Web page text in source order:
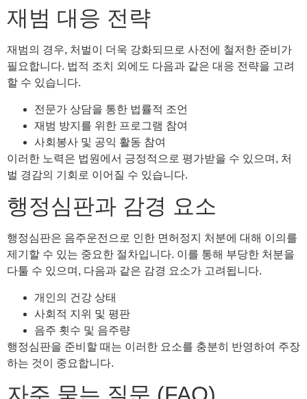
재범 대응 전략
재범의 경우, 처벌이 더욱 강화되므로 사전에 철저한 준비가
필요합니다. 법적 조치 외에도 다음과 같은 대응 전략을 고려
할 수 있습니다.
전문가 상담을 통한 법률적 조언
재범 방지를 위한 프로그램 참여
사회봉사 및 공익 활동 참여
이러한 노력은 법원에서 긍정적으로 평가받을 수 있으며, 처
벌 경감의 기회로 이어질 수 있습니다.
행정심판과 감경 요소
행정심판은 음주운전으로 인한 면허정지 처분에 대해 이의를
제기할 수 있는 중요한 절차입니다. 이를 통해 부당한 처분을
다툴 수 있으며, 다음과 같은 감경 요소가 고려됩니다.
개인의 건강 상태
사회적 지위 및 평판
음주 횟수 및 음주량
행정심판을 준비할 때는 이러한 요소를 충분히 반영하여 주장
하는 것이 중요합니다.